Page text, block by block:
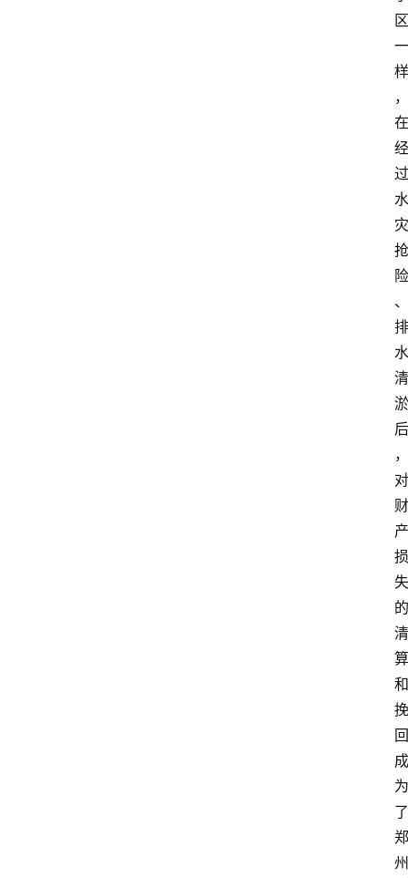
区
一
样
，
在
经
过
水
灾
抢
险
、
排
水
清
淤
后
，
对
财
产
损
失
的
清
算
和
挽
回
成
为
了
郑
州